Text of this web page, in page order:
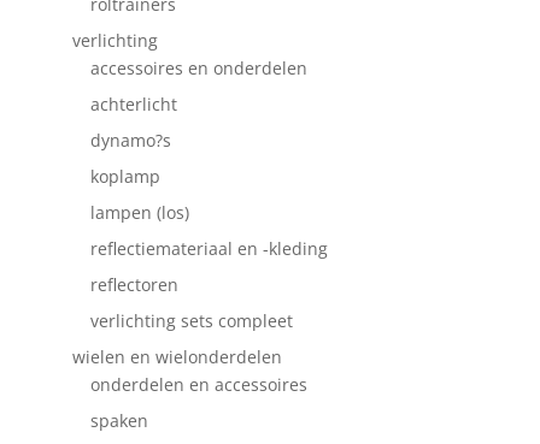
verlichting
accessoires en onderdelen
achterlicht
dynamo?s
koplamp
lampen (los)
reflectiemateriaal en -kleding
reflectoren
verlichting sets compleet
wielen en wielonderdelen
onderdelen en accessoires
spaken